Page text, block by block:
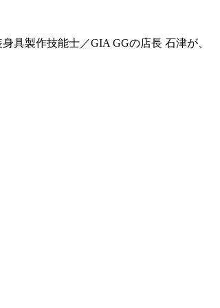
具製作技能士／GIA GGの店長 石津が、